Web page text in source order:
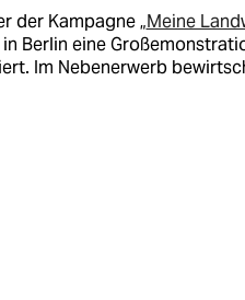
der Kampagne „Meine
Berlin eine
Im Nebenerwerb